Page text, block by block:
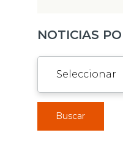
NOTICIAS
Buscar